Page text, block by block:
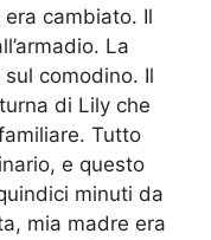
cambiato. Il
La
comodino. Il
di Lily che
Tutto
e questo
minuti da
mia madre era